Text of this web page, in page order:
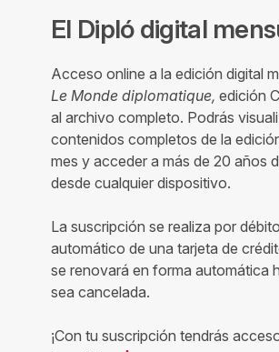
El Dipló digital
Acceso online a la edición digital
Le Monde diplomatique, edición
al archivo completo. Podrás
contenidos completos de la
mes y acceder a más de 20 años
desde cualquier dispositivo.
La suscripción se realiza por débito
automático de una tarjeta de
se renovará en forma automática
sea cancelada.
¡Con tu suscripción tendrás